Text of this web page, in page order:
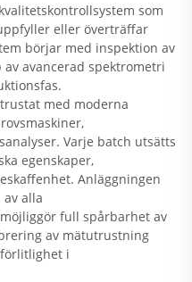
som
eller överträffar
börjar med inspektion av
avancerad spektrometri
med moderna
Varje batch utsätts
egenskaper,
Anläggningen
alla
full spårbarhet av
av mätutrustning
i